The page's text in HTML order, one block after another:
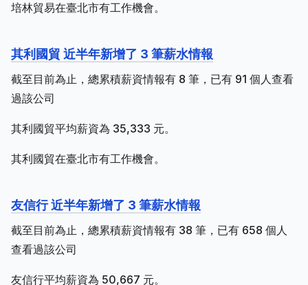
培林貿易在臺北市有工作機會。
其利國貿 近半年新增了 3 筆薪水情報
截至目前為止，總累積薪資情報有 8 筆，已有 91 個人查看
過該公司
其利國貿平均薪資為 35,333 元。
其利國貿在臺北市有工作機會。
友信行 近半年新增了 3 筆薪水情報
截至目前為止，總累積薪資情報有 38 筆，已有 658 個人
查看過該公司
友信行平均薪資為 50,667 元。